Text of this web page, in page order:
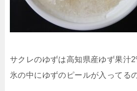
サクレのゆずは高知県産ゆず果汁
氷の中にゆずのピールが入ってる